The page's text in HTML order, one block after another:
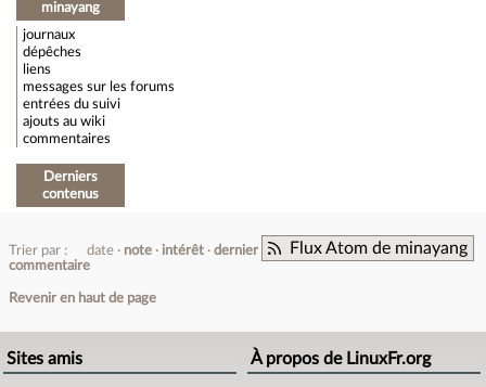
minayang
journaux
dépêches
liens
messages sur les forums
entrées du suivi
ajouts au wiki
commentaires
Derniers
contenus
Flux Atom de minayang
Trier par : date note intérêt
dernier
commentaire
Revenir en haut de page
Sites amis À propos de LinuxFr.org